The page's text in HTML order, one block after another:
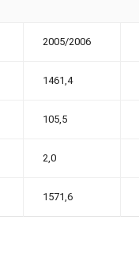
2005/2006
1461,4
105,5
2,0
1571,6